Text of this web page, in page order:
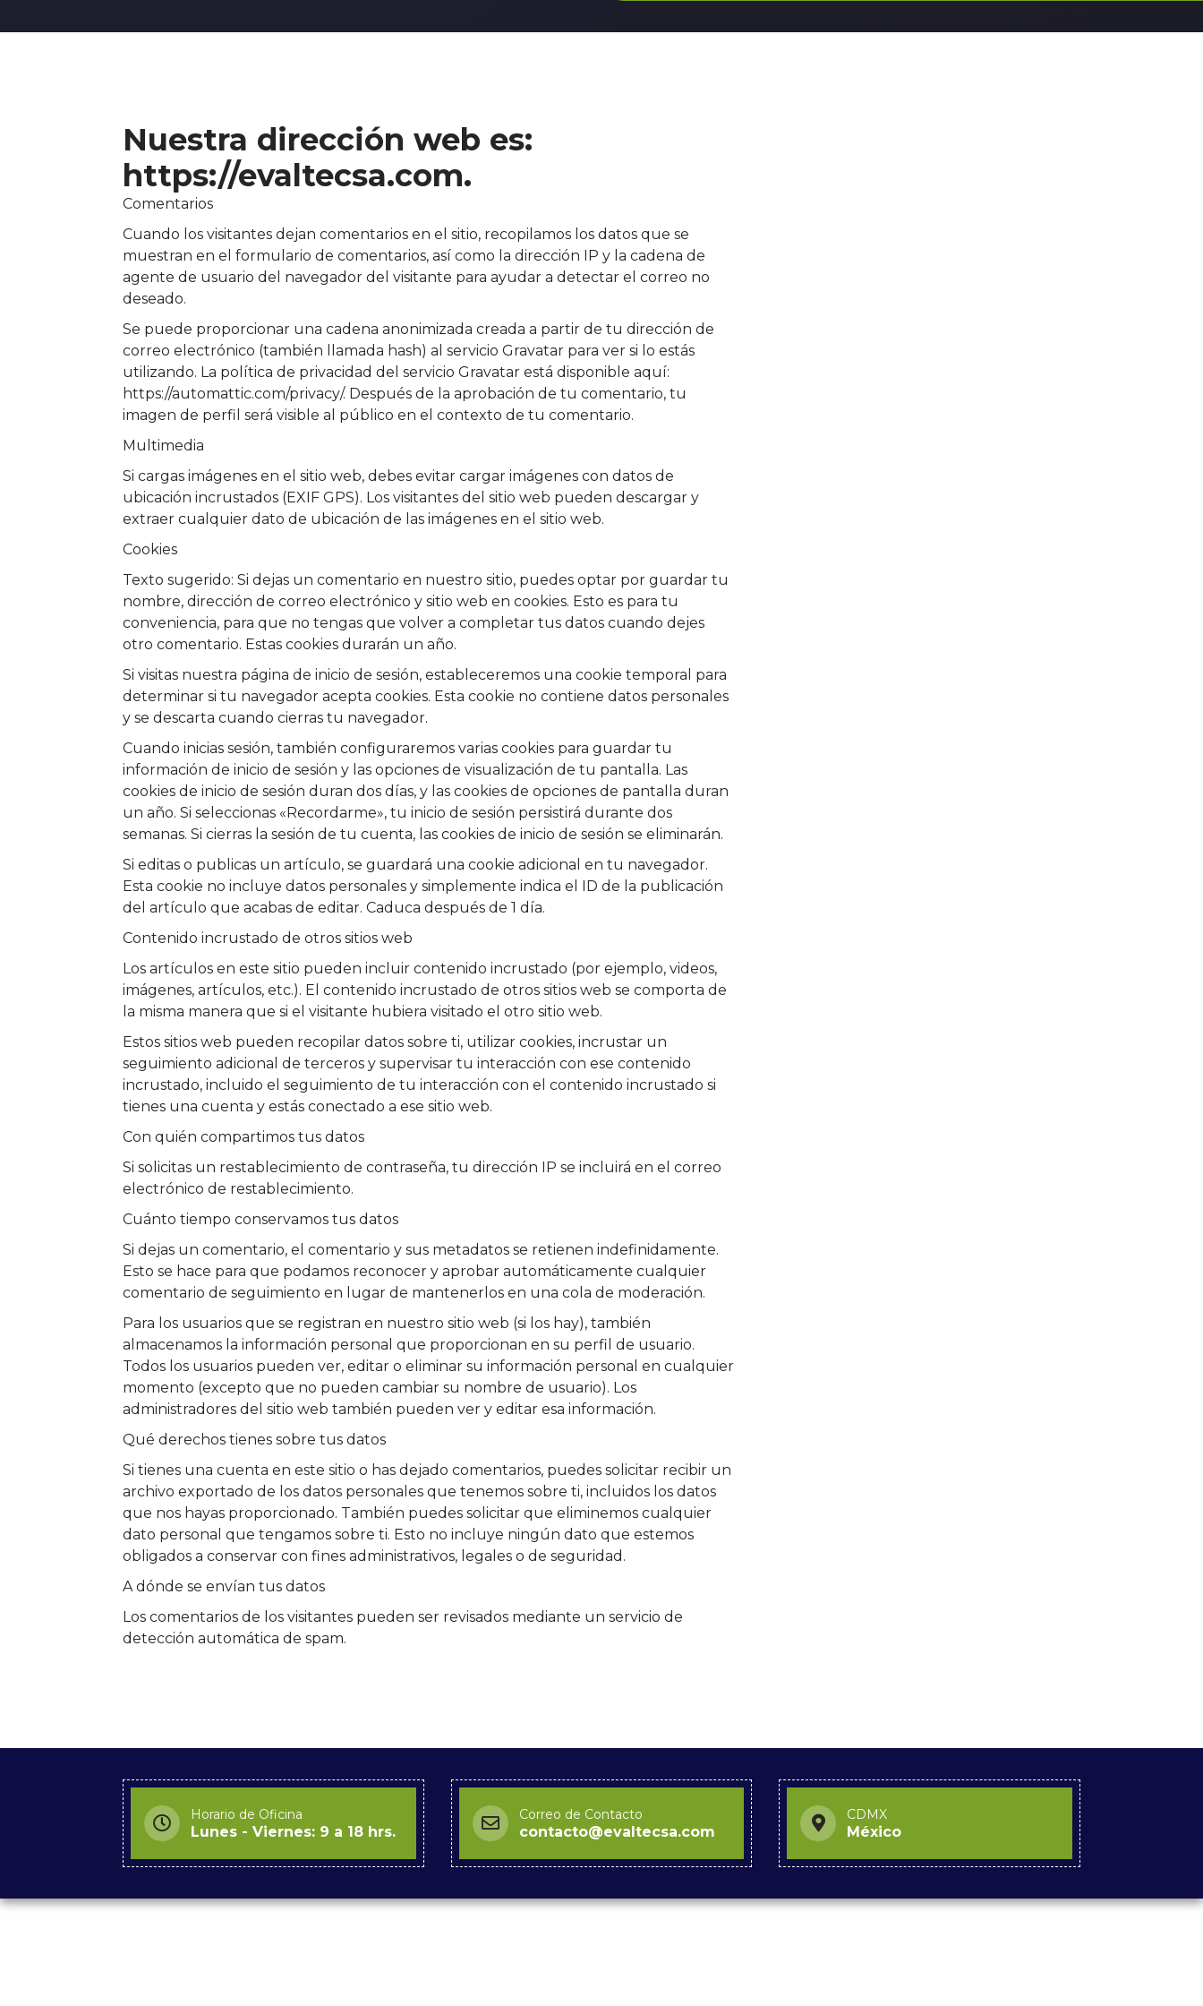
Nuestra dirección web es:
https://evaltecsa.com.
Comentarios
Cuando los visitantes dejan comentarios en el sitio, recopilamos los datos que se
muestran en el formulario de comentarios, así como la dirección IP y la cadena de
agente de usuario del navegador del visitante para ayudar a detectar el correo no
deseado.
Se puede proporcionar una cadena anonimizada creada a partir de tu dirección de
correo electrónico (también llamada hash) al servicio Gravatar para ver si lo estás
utilizando. La política de privacidad del servicio Gravatar está disponible aquí:
https://automattic.com/privacy/. Después de la aprobación de tu comentario, tu
imagen de perfil será visible al público en el contexto de tu comentario.
Multimedia
Si cargas imágenes en el sitio web, debes evitar cargar imágenes con datos de
ubicación incrustados (EXIF GPS). Los visitantes del sitio web pueden descargar y
extraer cualquier dato de ubicación de las imágenes en el sitio web.
Cookies
Texto sugerido: Si dejas un comentario en nuestro sitio, puedes optar por guardar tu
nombre, dirección de correo electrónico y sitio web en cookies. Esto es para tu
conveniencia, para que no tengas que volver a completar tus datos cuando dejes
otro comentario. Estas cookies durarán un año.
Si visitas nuestra página de inicio de sesión, estableceremos una cookie temporal para
determinar si tu navegador acepta cookies. Esta cookie no contiene datos personales
y se descarta cuando cierras tu navegador.
Cuando inicias sesión, también configuraremos varias cookies para guardar tu
información de inicio de sesión y las opciones de visualización de tu pantalla. Las
cookies de inicio de sesión duran dos días, y las cookies de opciones de pantalla duran
un año. Si seleccionas «Recordarme», tu inicio de sesión persistirá durante dos
semanas. Si cierras la sesión de tu cuenta, las cookies de inicio de sesión se eliminarán.
Si editas o publicas un artículo, se guardará una cookie adicional en tu navegador.
Esta cookie no incluye datos personales y simplemente indica el ID de la publicación
del artículo que acabas de editar. Caduca después de 1 día.
Contenido incrustado de otros sitios web
Los artículos en este sitio pueden incluir contenido incrustado (por ejemplo, videos,
imágenes, artículos, etc.). El contenido incrustado de otros sitios web se comporta de
la misma manera que si el visitante hubiera visitado el otro sitio web.
Estos sitios web pueden recopilar datos sobre ti, utilizar cookies, incrustar un
seguimiento adicional de terceros y supervisar tu interacción con ese contenido
incrustado, incluido el seguimiento de tu interacción con el contenido incrustado si
tienes una cuenta y estás conectado a ese sitio web.
Con quién compartimos tus datos
Si solicitas un restablecimiento de contraseña, tu dirección IP se incluirá en el correo
electrónico de restablecimiento.
Cuánto tiempo conservamos tus datos
Si dejas un comentario, el comentario y sus metadatos se retienen indefinidamente.
Esto se hace para que podamos reconocer y aprobar automáticamente cualquier
comentario de seguimiento en lugar de mantenerlos en una cola de moderación.
Para los usuarios que se registran en nuestro sitio web (si los hay), también
almacenamos la información personal que proporcionan en su perfil de usuario.
Todos los usuarios pueden ver, editar o eliminar su información personal en cualquier
momento (excepto que no pueden cambiar su nombre de usuario). Los
administradores del sitio web también pueden ver y editar esa información.
Qué derechos tienes sobre tus datos
Si tienes una cuenta en este sitio o has dejado comentarios, puedes solicitar recibir un
archivo exportado de los datos personales que tenemos sobre ti, incluidos los datos
que nos hayas proporcionado. También puedes solicitar que eliminemos cualquier
dato personal que tengamos sobre ti. Esto no incluye ningún dato que estemos
obligados a conservar con fines administrativos, legales o de seguridad.
A dónde se envían tus datos
Los comentarios de los visitantes pueden ser revisados mediante un servicio de
detección automática de spam.
Horario de Oficina
Lunes - Viernes: 9 a 18 hrs.
Correo de Contacto
contacto@evaltecsa.com
CDMX
México